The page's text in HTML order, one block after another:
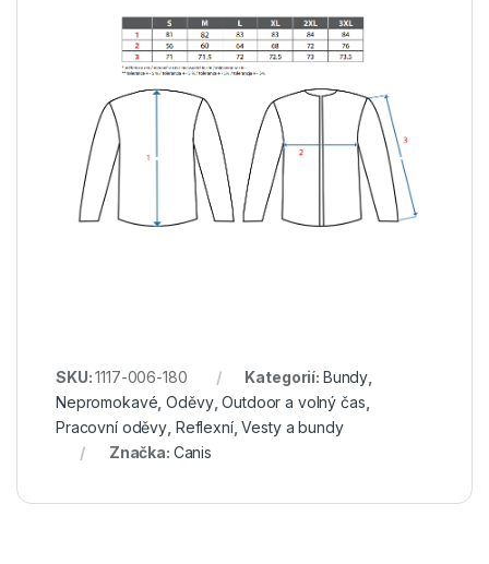
SKU:1117-006-180 Kategorií: Bundy,
Nepromokavé,Oděvy,Outdoor a volný čas,
Pracovní oděvy, Reflexní,Vesty a bundy
Značka: Canis